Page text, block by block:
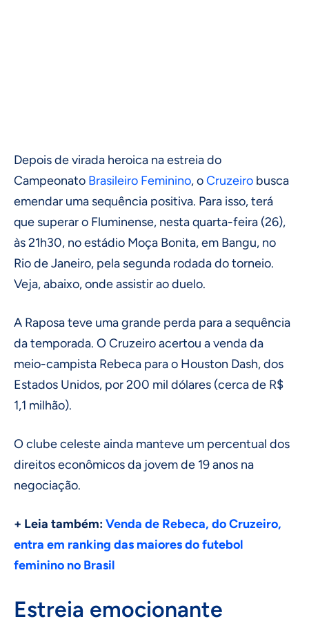
Depois de virada heroica na estreia do
Campeonato Brasileiro Feminino, oCruzeiro busca
emendar uma sequência positiva. Para isso, terá
que superar o Fluminense, nesta quarta-feira (26),
às 21h30, no estádio Moça Bonita, em Bangu, no
Rio de Janeiro, pela segunda rodada do torneio.
Veja, abaixo, onde assistir ao duelo.
A Raposa teve uma grande perda para a sequência
da temporada. O Cruzeiro acertou a venda da
meio-campista Rebeca para o Houston Dash, dos
Estados Unidos, por 200 mil dólares (cerca de R$
1,1 milhão).
O clube celeste ainda manteve um percentual dos
direitos econômicos da jovem de 19 anos na
negociação.
+ Leia também:Venda de Rebeca, do Cruzeiro,
entra em ranking das maiores do futebol
feminino no Brasil
Estreia emocionante